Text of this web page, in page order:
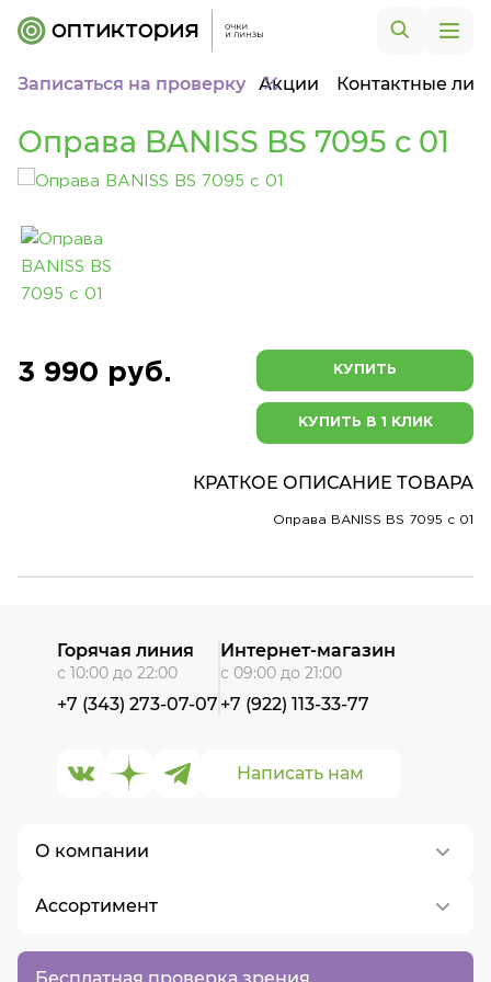
Записаться на проверку Акции Контактные
Оправа BANISS BS 7095 c 01
3 990 руб. КУПИТЬ
КУПИТЬ В 1 КЛИК
КРАТКОЕ ОПИСАНИЕ ТОВАРА
Оправа BANISS BS 7095 c 01
Бесплатная проверка зрения
О компании
О нас
Контакты
Ассортимент
Написать нам
Горячая линия
с 10:00 до 22:00
+7 (343) 273-07-07
Интернет-магазин
с 09:00 до 21:00
+7 (922) 113-33-77